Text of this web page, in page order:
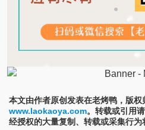
本文由作者原创发表在老烤鸭，版权
www.laokaoya.com。转载或引用
经授权的大量复制、转载或采集行为